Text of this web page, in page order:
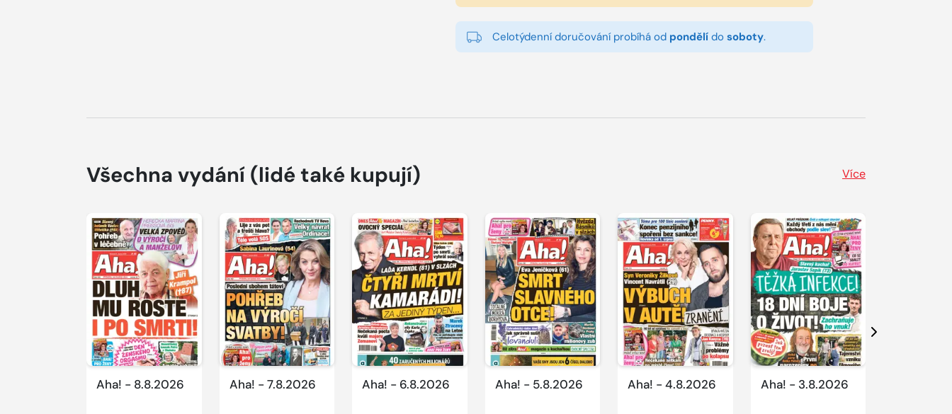
Celotýdenní doručování probíhá od pondělído soboty.
Všechna vydání (lidé také kupují) Více
Aha! - 8.8.2026 Aha! - 7.8.2026 Aha! - 6.8.2026 Aha! - 5.8.2026 Aha! - 4.8.2026 Aha! - 3.8.2026
Další